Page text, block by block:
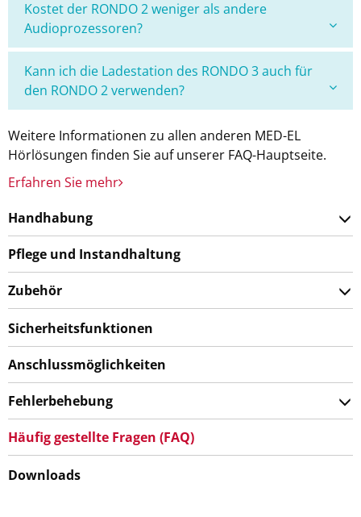
Kostet der RONDO 2 weniger als andere
Audioprozessoren?
Kann ich die Ladestation des RONDO 3 auch für
den RONDO 2 verwenden?
Weitere Informationen zu allen anderen MED-EL
Hörlösungen finden Sie auf unserer FAQ-Hauptseite.
Erfahren Sie mehr
Handhabung
Pflege und Instandhaltung
Zubehör
Sicherheitsfunktionen
Anschlussmöglichkeiten
Fehlerbehebung
Häufig gestellte Fragen (FAQ)
Downloads